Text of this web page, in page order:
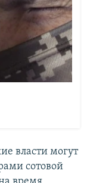
власти могут
сотовой